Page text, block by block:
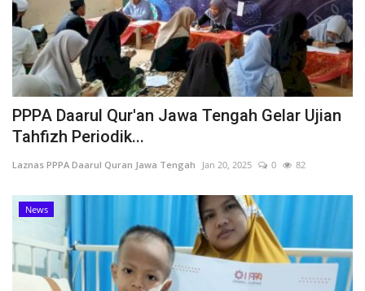
About
News
Wisuda Akbar
Kisah
Blog
Video
PPPA Daarul Qur'an Jawa Tengah Gelar Ujian
Tahfizh Periodik...
Laznas PPPA Daarul Quran Jawa Tengah Jan 20, 2025 0 82
News